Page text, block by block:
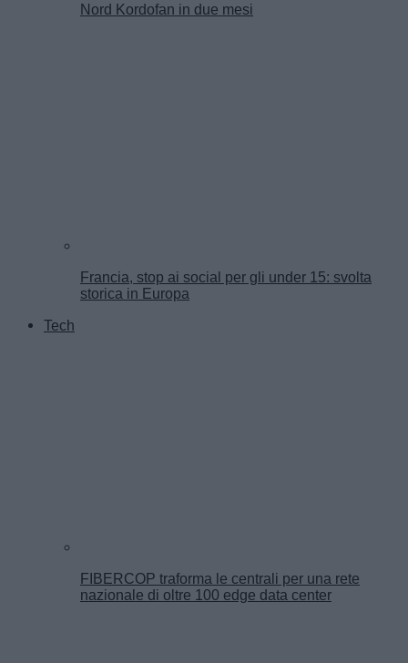
Nord Kordofan in due mesi
Francia, stop ai social per gli under 15: svolta
storica in Europa
Tech
FIBERCOP traforma le centrali per una rete
nazionale di oltre 100 edge data center